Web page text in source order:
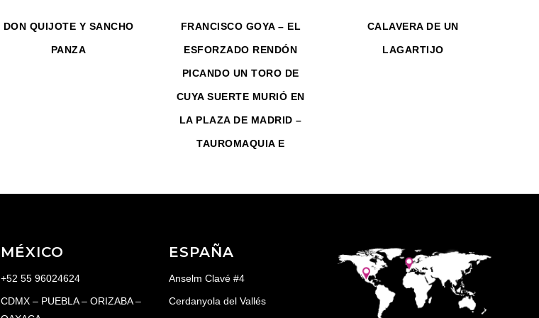
DON QUIJOTE Y SANCHO
PANZA
FRANCISCO GOYA – EL
ESFORZADO RENDÓN
PICANDO UN TORO DE
CUYA SUERTE MURIÓ EN
LA PLAZA DE MADRID –
TAUROMAQUIA E
CALAVERA DE UN
LAGARTIJO
MÉXICO
+52 55 96024624
CDMX – PUEBLA – ORIZABA –
ESPAÑA
Anselm Clavé #4
Cerdanyola del Vallés